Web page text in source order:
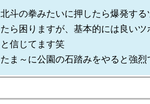
北斗の拳みたいに押したら爆発する
たら困りますが、基本的には良いツ
と信じてます笑